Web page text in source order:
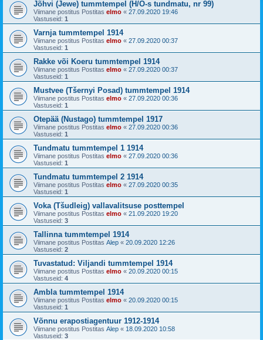
Jõhvi (Jewe) tummtempel (H/O-s tundmatu, nr 99)
Viimane postitus Postitas elmo « 27.09.2020 19:46
Vastuseid: 1
Varnja tummtempel 1914
Viimane postitus Postitas elmo « 27.09.2020 00:37
Vastuseid: 1
Rakke või Koeru tummtempel 1914
Viimane postitus Postitas elmo « 27.09.2020 00:37
Vastuseid: 1
Mustvee (Tšernyi Posad) tummtempel 1914
Viimane postitus Postitas elmo « 27.09.2020 00:36
Vastuseid: 1
Otepää (Nustago) tummtempel 1917
Viimane postitus Postitas elmo « 27.09.2020 00:36
Vastuseid: 1
Tundmatu tummtempel 1 1914
Viimane postitus Postitas elmo « 27.09.2020 00:36
Vastuseid: 1
Tundmatu tummtempel 2 1914
Viimane postitus Postitas elmo « 27.09.2020 00:35
Vastuseid: 1
Voka (Tšudleig) vallavalitsuse posttempel
Viimane postitus Postitas elmo « 21.09.2020 19:20
Vastuseid: 3
Tallinna tummtempel 1914
Viimane postitus Postitas Alep « 20.09.2020 12:26
Vastuseid: 2
Tuvastatud: Viljandi tummtempel 1914
Viimane postitus Postitas elmo « 20.09.2020 00:15
Vastuseid: 4
Ambla tummtempel 1914
Viimane postitus Postitas elmo « 20.09.2020 00:15
Vastuseid: 1
Võnnu erapostiagentuur 1912-1914
Viimane postitus Postitas Alep « 18.09.2020 10:58
Vastuseid: 3